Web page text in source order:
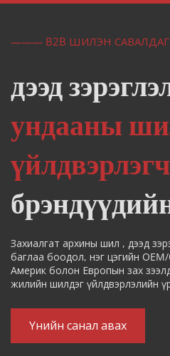
——— B2B ШИЛЭН САВАЛДАГ
дээд
ундааны
үйлдвэрлэгч
Захиалгат архины шил , дээд
баглаа боодол, нэг цэгийн
Америк болон Европын зах
жилийн шилдэг үйлдвэрлэлийн
Үнийн санал авах